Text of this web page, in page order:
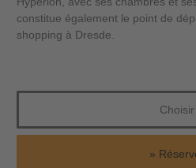
constitue également le point de
shopping à Dresde.
Choisir